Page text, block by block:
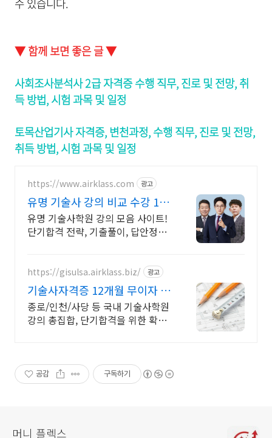
수 있습니다.
▼ 함께 보면 좋은 글 ▼
사회조사분석사 2급 자격증 수행 직무, 진로 및 전망, 취
득 방법, 시험 과목 및 일정
토목산업기사 자격증, 변천과정, 수행 직무, 진로 및 전망,
취득 방법, 시험 과목 및 일정
https://www.airklass.com 광고
유명 기술사 강의 비교 수강 12
개월 무이자 할부
유명 기술사학원 강의 모음 사이트!
단기합격 전략, 기출풀이, 답안정리
https://gisulsa.airklass.biz/ 광고
기술사자격증 12개월 무이자 할
부 지원
종로/인천/사당 등 국내 기술사학원
강의 총집합, 단기합격을 위한 확실
공감 구독하기
머니 플렉스